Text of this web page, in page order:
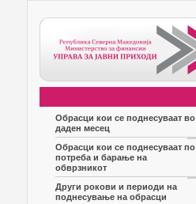
Обрасци кои се поднесуваат во
даден месец
Обрасци кои се поднесуваат по
потреба и барање на
обврзникот
Други рокови и периоди на
поднесување на обрасци